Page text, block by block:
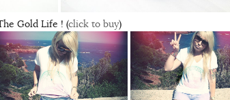
Gold Life ! (click to buy)